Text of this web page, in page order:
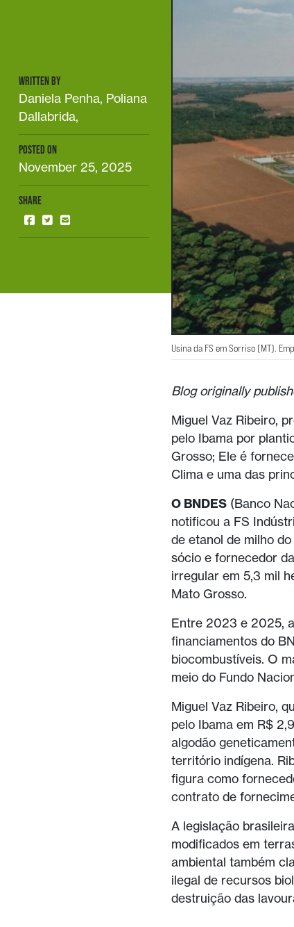
WRITTEN BY
Daniela Penha, Poliana
Dallabrida,
POSTED ON
November 25, 2025
SHARE
Usina da FS em Sorriso (MT).
Blog originally
Miguel Vaz Ribeiro,
pelo Ibama por
Grosso; Ele é
Clima e uma das
O BNDES (Banco
notificou a FS
de etanol de milho
sócio e fornecedor
irregular em 5,3 mil
Mato Grosso.
Entre 2023 e 2025,
financiamentos do
biocombustíveis. O
meio do Fundo
Miguel Vaz Ribeiro,
pelo Ibama em R$
algodão
território indígena.
figura como
contrato de
A legislação
modificados em
ambiental também
ilegal de recursos
destruição das